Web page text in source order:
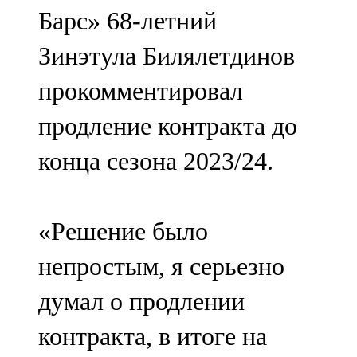
107,8 FM
Теләче
106,1 FM
Түбән Кама
102,6 FM
107,7 FM
Чистай
103,0 FM
Чүпрәле
Барс» 68-летний
Зинэтула Билялетдинов
прокомментировал
продление контракта до
конца сезона 2023/24.
«Решение было
непростым, я серьезно
думал о продлении
контракта, в итоге на